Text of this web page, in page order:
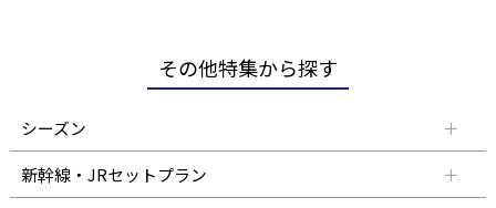
その他特集から探す
シーズン
新幹線・JRセットプラン